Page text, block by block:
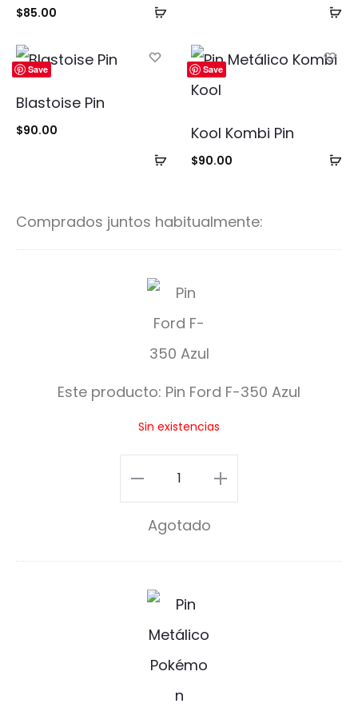
Añadir
carrito
$85.00
Save
Añadir
Blastoise Pin
$90.00
Save
Kool Kombi Pin
$90.00
Comprados juntos habitualmente:
P
i
n
r
F
-
3
Este producto: Pin Ford F-350 Azul
Sin existencias
Pin
Ford
350
Azul
cantidad
Agotado
B
u
l
b